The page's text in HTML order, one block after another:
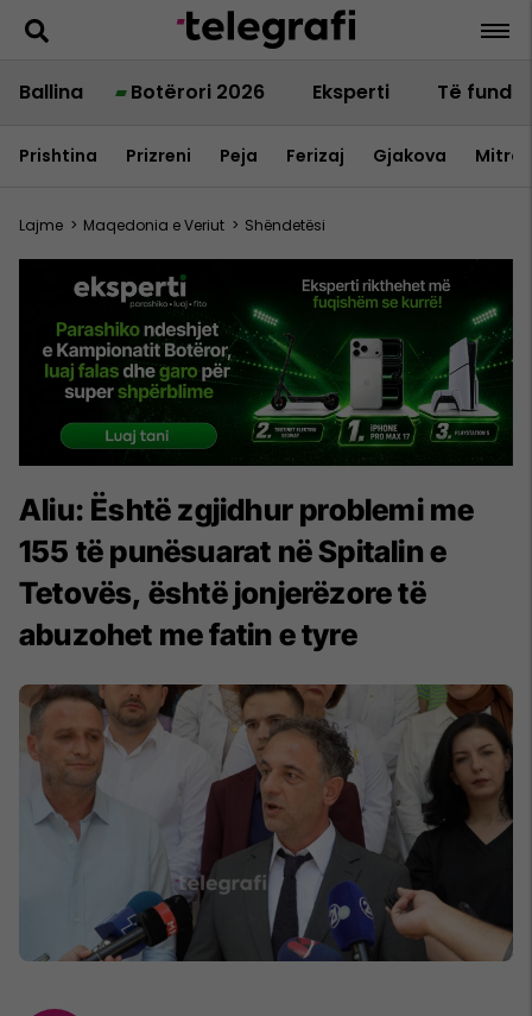
Ballina Botërori 2026 Eksperti Të fundit
Prishtina Prizreni Peja Ferizaj Gjakova
Lajme > Maqedonia e Veriut > Shëndetësi
Aliu: Është zgjidhur problemi me
155 të punësuarat në Spitalin e
Tetovës, është jonjerëzore të
abuzohet me fatin e tyre